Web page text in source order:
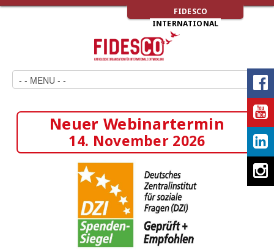
FIDESCO
INTERNATIONAL
Neuer Webinartermin
14. November 2026